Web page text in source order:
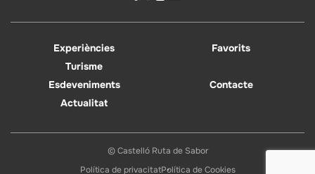
Experiències
Turisme
Esdeveniments
Actualitat
Favorits
Contacte
© Castelló Ruta de Sabor
Política de privacitatPolítica de Cookies